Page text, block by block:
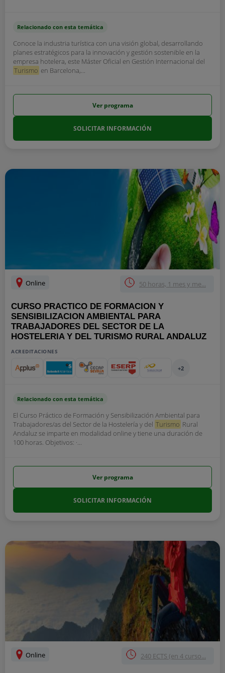
Relacionado con esta temática
Conoce la industria turística con una visión global, desarrollando
planes estratégicos para la innovación y gestión sostenible en la
empresa hotelera, este Máster Oficial en Gestión Internacional del
Turismo en Barcelona,...
Ver programa
SOLICITAR INFORMACIÓN
Online 50 horas, 1 mes y me...
CURSO PRACTICO DE FORMACION Y
SENSIBILIZACION AMBIENTAL PARA
TRABAJADORES DEL SECTOR DE LA
HOSTELERIA Y DEL TURISMO RURAL ANDALUZ
ACREDITACIONES
+2
Relacionado con esta temática
El Curso Práctico de Formación y Sensibilización Ambiental para
Trabajadores/as del Sector de la Hostelería y del Turismo Rural
Andaluz se imparte en modalidad online y tiene una duración de
100 horas. Objetivos: ·...
Ver programa
SOLICITAR INFORMACIÓN
Online 240 ECTS (en 4 curso...